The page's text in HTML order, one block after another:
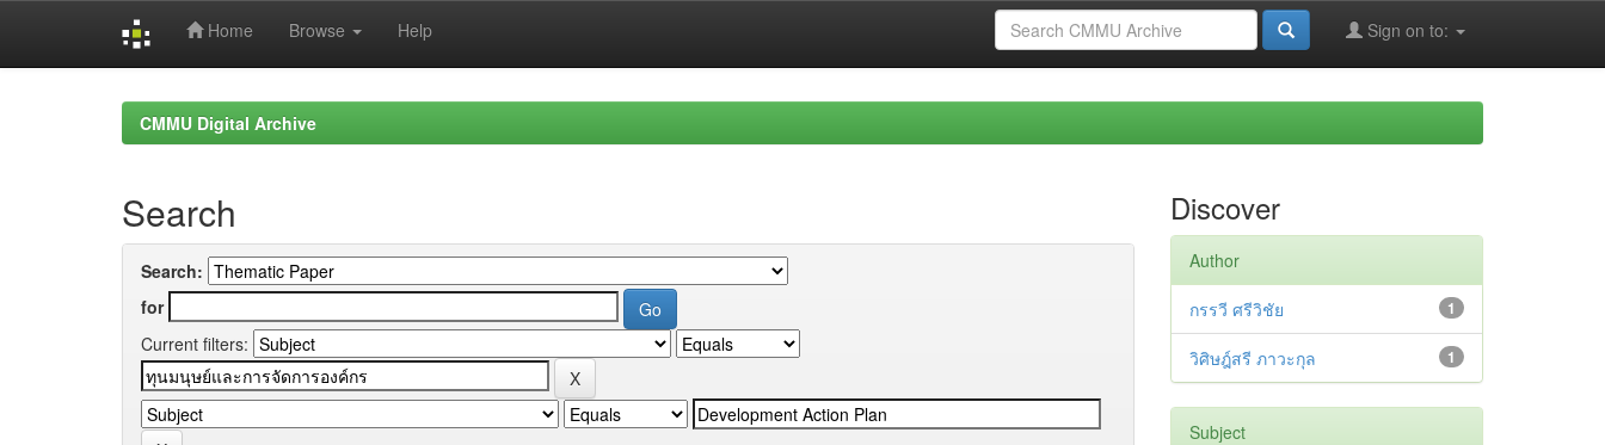
Home Browse Help Sign on to:
CMMU Digital Archive
Search
Search:
for
Current filters:
Discover
Author
1
กรรวี ศรีวิชัย
1
วิศิษฎ์สรี ภาวะกุล
Subject